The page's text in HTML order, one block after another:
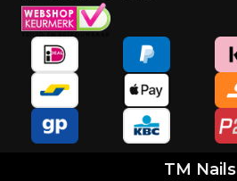
TM Nails